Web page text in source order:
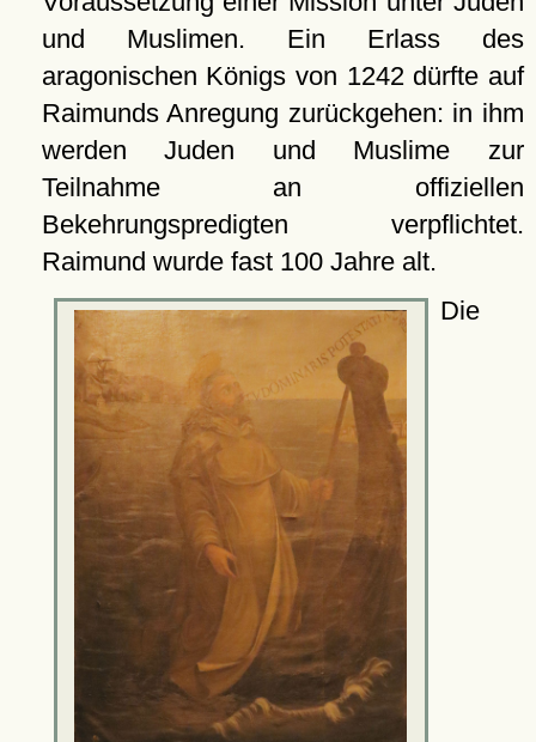
und Muslimen. Ein Erlass des
aragonischen Königs von 1242 dürfte auf
Raimunds Anregung zurückgehen: in ihm
werden Juden und Muslime zur
Teilnahme an offiziellen
Bekehrungspredigten verpflichtet.
Raimund wurde fast 100 Jahre alt.
Die